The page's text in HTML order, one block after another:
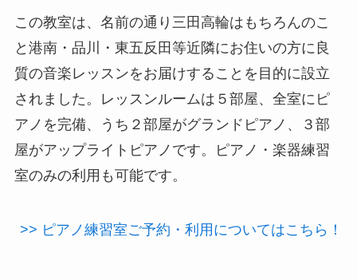
この教室は、名前の通り 三田高輪はもちろんのこ
と 港南・品川・東五反田 等近隣にお住いの方に良
質の音楽レッスンをお届けすることを目的に設立
されました。レッスンルームは５部屋、全室にピ
アノを完備、うち２部屋がグランドピアノ、３部
屋がアップライトピアノです。ピアノ・楽器練習
室のみの利用も可能です。
>> ピアノ練習室ご予約・利用についてはこちら！